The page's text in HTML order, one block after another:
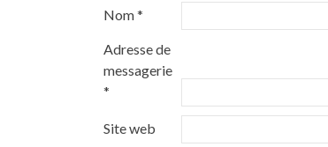
Nom*
Adresse de
messagerie
*
Site web